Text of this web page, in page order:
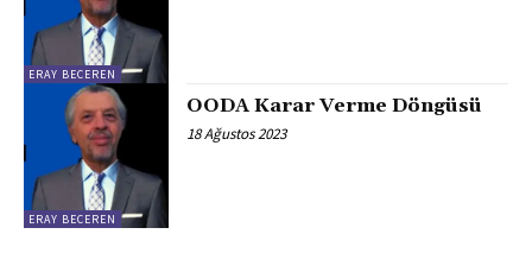
ERAY BECEREN
ERAY BECEREN
OODA Karar Verme Döngüsü
18 Ağustos 2023